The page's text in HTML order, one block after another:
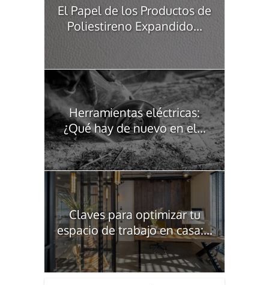
El Papel de los Productos de
Poliestireno Expandido...
Herramientas eléctricas:
¿Qué hay de nuevo en el...
Claves para optimizar tu
espacio de trabajo en casa:...